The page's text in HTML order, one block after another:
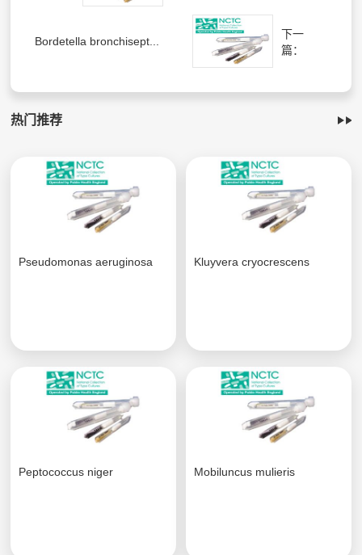
Bordetella bronchisept...
下一
篇：
热门推荐
Pseudomonas aeruginosa Kluyvera cryocrescens
Peptococcus niger Mobiluncus mulieris